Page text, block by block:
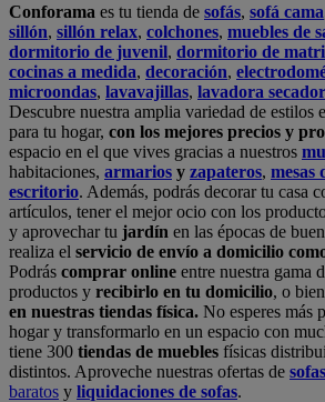
Conforama es tu tienda de sofás, sofá cama
sillón, sillón relax, colchones, muebles de
dormitorio de juvenil, dormitorio de
cocinas a medida, decoración,
microondas, lavavajillas, lavadora
Descubre nuestra amplia variedad de estilos
para tu hogar, con los mejores precios y
espacio en el que vives gracias a nuestros
habitaciones, armarios y zapateros, mesas
escritorio. Además, podrás decorar tu casa
artículos, tener el mejor ocio con los
y aprovechar tu jardín en las épocas de
realiza el servicio de envío a domicilio
Podrás comprar online entre nuestra gama
productos y recibirlo en tu domicilio, o
en nuestras tiendas física. No esperes más
hogar y transformarlo en un espacio con
tiene 300 tiendas de muebles físicas
distintos. Aproveche nuestras ofertas de
baratos y liquidaciones de sofas.